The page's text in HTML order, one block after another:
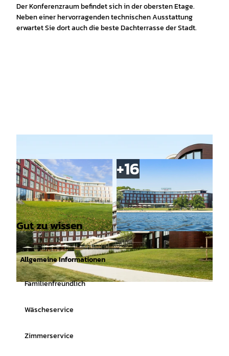
Der Konferenzraum befindet sich in der obersten Etage.
Neben einer hervorragenden technischen Ausstattung
erwartet Sie dort auch die beste Dachterrasse der Stadt.
© Andreas Muhs | CC-BY-SA
© FairFleet - Inc / Allianz X GmbH, Alexander En
gelfried |CC-BY-SA
© Sahnefoto, Jacek Voß |
Gut zu wissen
Allgemeine Informationen
Familienfreundlich
Wäscheservice
Zimmerservice